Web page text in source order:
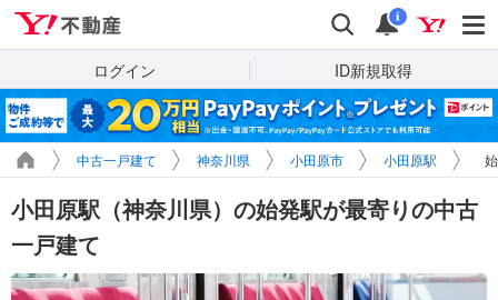
検索 通知
i
ログイン ID新規取得
中古一戸建て 神奈川県 小田原市 小田原駅
小田原駅（神奈川県）の始発駅が最寄りの中古
一戸建て